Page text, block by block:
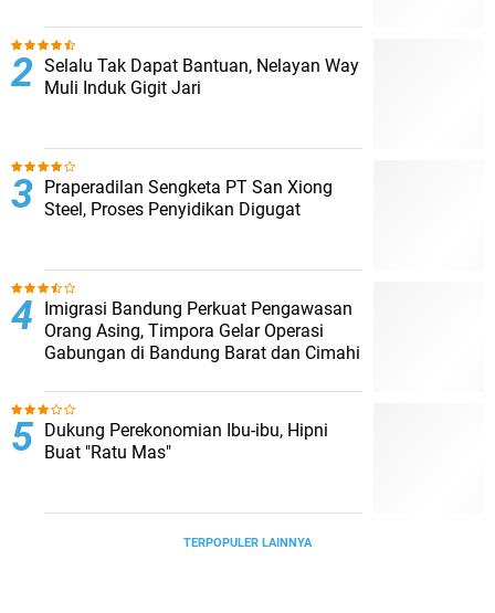
Selalu Tak Dapat Bantuan, Nelayan Way
Muli Induk Gigit Jari
Praperadilan Sengketa PT San Xiong
Steel, Proses Penyidikan Digugat
Imigrasi Bandung Perkuat Pengawasan
Orang Asing, Timpora Gelar Operasi
Gabungan di Bandung Barat dan Cimahi
Dukung Perekonomian Ibu-ibu, Hipni
Buat "Ratu Mas"
TERPOPULER LAINNYA